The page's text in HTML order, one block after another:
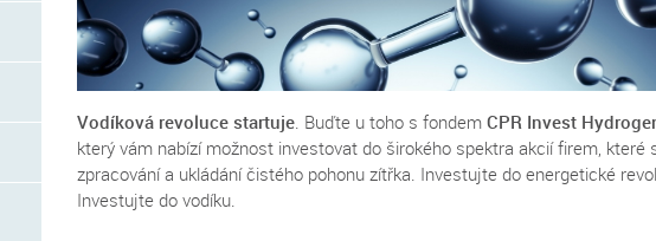
Vodíková revoluce startuje. Buďte u toho s fondem CPR Invest
který vám nabízí možnost investovat do širokého spektra akcií firem, které
zpracování a ukládání čistého pohonu zítřka. Investujte do energetické
Investujte do vodíku.